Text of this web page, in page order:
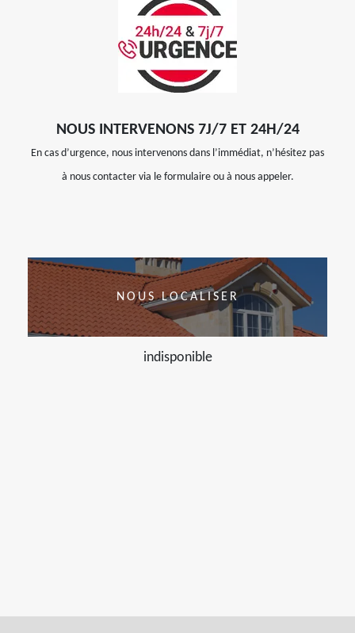
NOUS INTERVENONS 7J/7 ET 24H/24
En cas d’urgence, nous intervenons dans l’immédiat, n’hésitez pas
à nous contacter via le formulaire ou à nous appeler.
NOUS LOCALISER
indisponible